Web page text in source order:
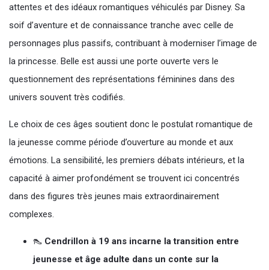
attentes et des idéaux romantiques véhiculés par Disney. Sa
soif d’aventure et de connaissance tranche avec celle de
personnages plus passifs, contribuant à moderniser l’image de
la princesse. Belle est aussi une porte ouverte vers le
questionnement des représentations féminines dans des
univers souvent très codifiés.
Le choix de ces âges soutient donc le postulat romantique de
la jeunesse comme période d’ouverture au monde et aux
émotions. La sensibilité, les premiers débats intérieurs, et la
capacité à aimer profondément se trouvent ici concentrés
dans des figures très jeunes mais extraordinairement
complexes.
👠 Cendrillon à 19 ans incarne la transition entre
jeunesse et âge adulte dans un conte sur la